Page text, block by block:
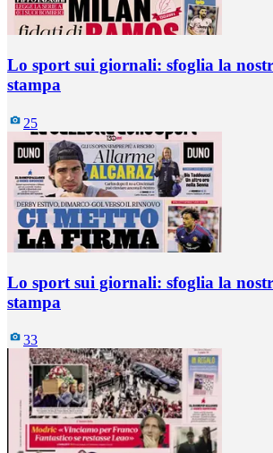
Lo sport sui giornali: sfoglia la
stampa
25
Lo sport sui giornali: sfoglia la
stampa
33